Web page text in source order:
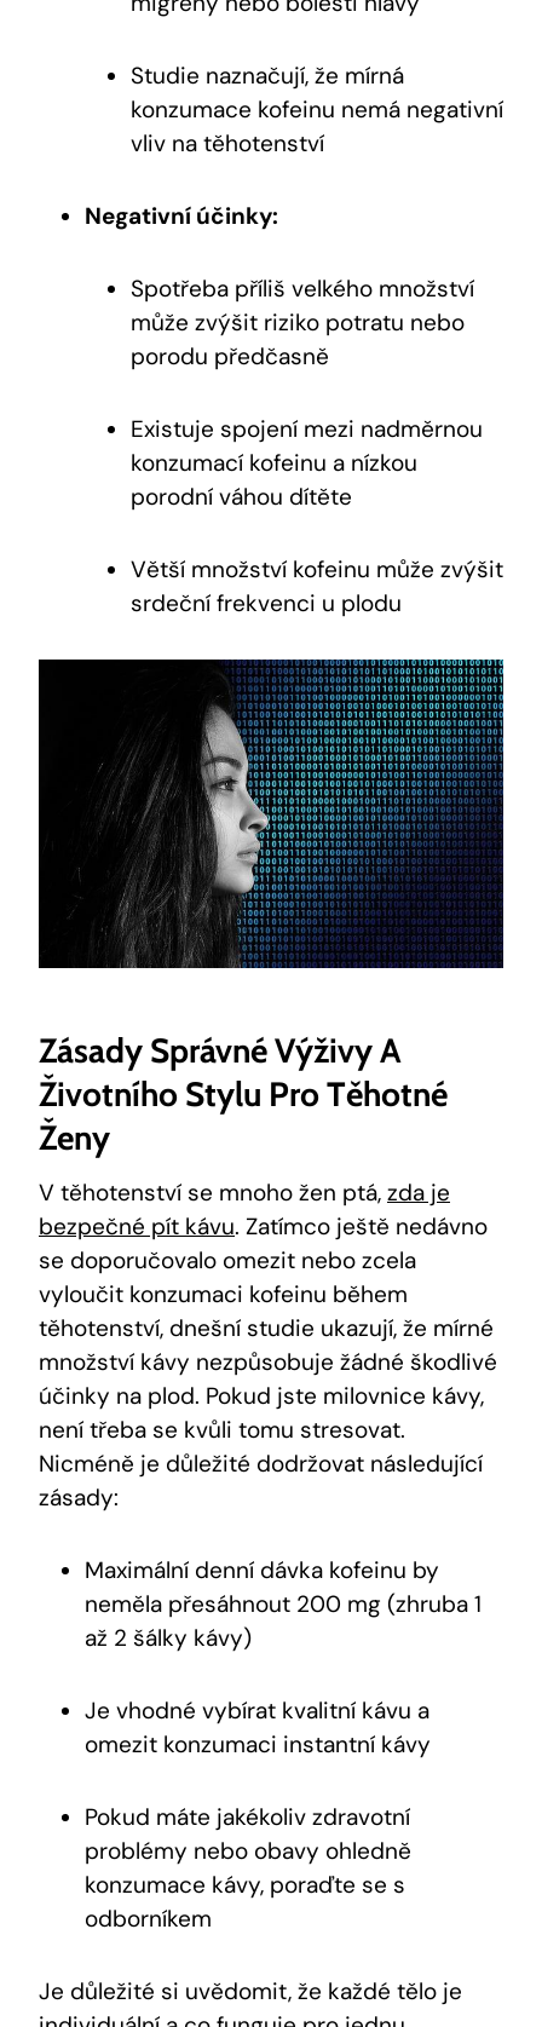
Studie‌ naznačují, že mírná
konzumace kofeinu nemá negativní
vliv na ⁤těhotenství
Negativní účinky:
Spotřeba příliš velkého množství
může zvýšit riziko⁢ potratu nebo
porodu předčasně
Existuje spojení mezi nadměrnou
konzumací kofeinu a nízkou
porodní váhou dítěte
Větší množství ⁣kofeinu může zvýšit
srdeční frekvenci u plodu
Zásady ⁣správné Výživy A
Životního ​stylu Pro Těhotné⁣
Ženy
V⁢ těhotenství se ⁤mnoho žen ptá, zda je
bezpečné pít kávu.​ Zatímco ještě nedávno ​
se doporučovalo omezit nebo‍ zcela
vyloučit konzumaci ​kofeinu během
těhotenství, dnešní studie ukazují, že mírné
množství​ kávy nezpůsobuje žádné škodlivé‍
účinky na plod. Pokud jste milovnice kávy,
není třeba se kvůli tomu stresovat.
Nicméně je důležité dodržovat ‍následující
⁤zásady:
Maximální denní dávka kofeinu by ​
neměla ​přesáhnout 200 mg (zhruba 1
až 2 ⁢šálky kávy)
Je vhodné vybírat kvalitní‍ kávu a
omezit konzumaci instantní kávy
Pokud máte jakékoliv zdravotní
problémy nebo ‌obavy ohledně
konzumace ⁣kávy, poraďte ‌se s⁢
odborníkem
Je důležité si uvědomit, že každé tělo je⁤